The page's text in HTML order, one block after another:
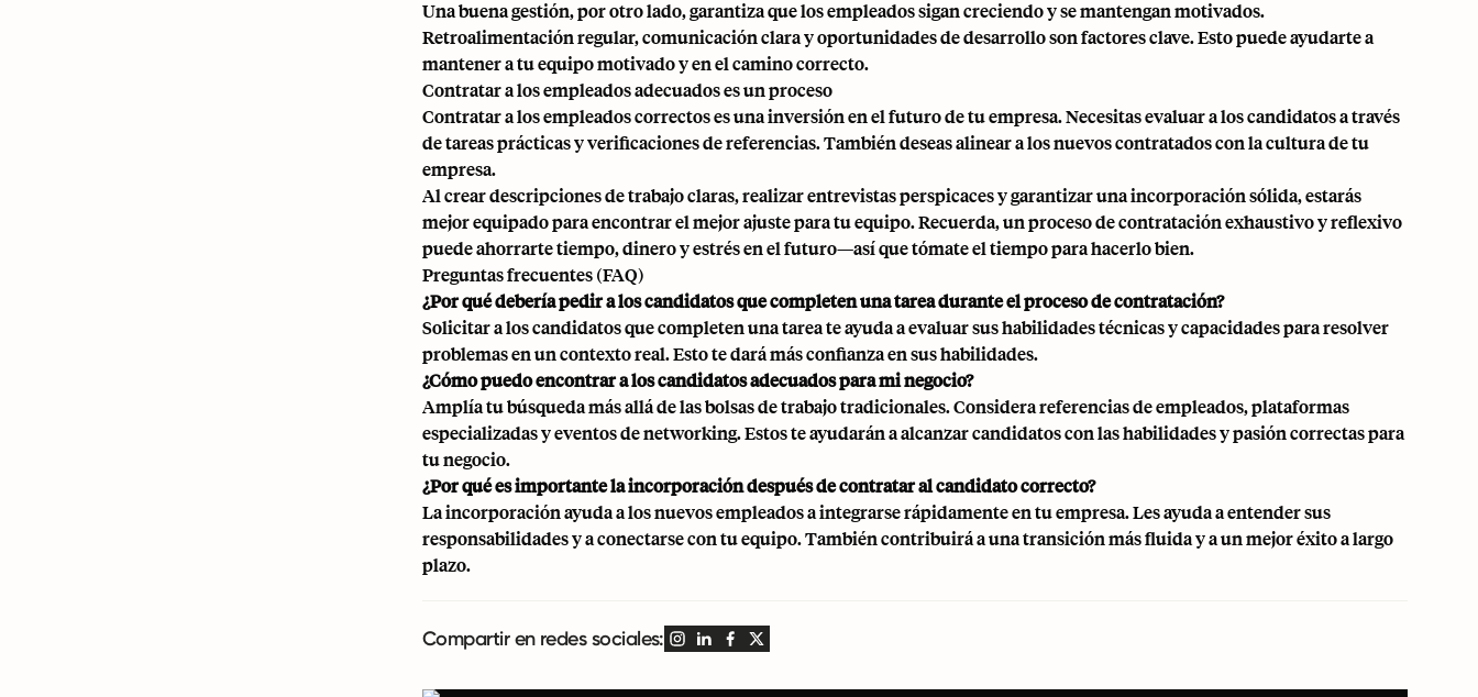
Una buena gestión, por otro lado, garantiza que los empleados sigan creciendo y se mantengan motivados.
Retroalimentación regular, comunicación clara y oportunidades de desarrollo son factores clave. Esto puede ayudarte a
mantener a tu equipo motivado y en el camino correcto.
Contratar a los empleados adecuados es un proceso
Contratar a los empleados correctos es una inversión en el futuro de tu empresa. Necesitas evaluar a los candidatos a través
de tareas prácticas y verificaciones de referencias. También deseas alinear a los nuevos contratados con la cultura de tu
empresa.
Al crear descripciones de trabajo claras, realizar entrevistas perspicaces y garantizar una incorporación sólida, estarás
mejor equipado para encontrar el mejor ajuste para tu equipo. Recuerda, un proceso de contratación exhaustivo y reflexivo
puede ahorrarte tiempo, dinero y estrés en el futuro—así que tómate el tiempo para hacerlo bien.
Preguntas frecuentes (FAQ)
¿Por qué debería pedir a los candidatos que completen una tarea durante el proceso de contratación?
Solicitar a los candidatos que completen una tarea te ayuda a evaluar sus habilidades técnicas y capacidades para resolver
problemas en un contexto real. Esto te dará más confianza en sus habilidades.
¿Cómo puedo encontrar a los candidatos adecuados para mi negocio?
Amplía tu búsqueda más allá de las bolsas de trabajo tradicionales. Considera referencias de empleados, plataformas
especializadas y eventos de networking. Estos te ayudarán a alcanzar candidatos con las habilidades y pasión correctas para
tu negocio.
¿Por qué es importante la incorporación después de contratar al candidato correcto?
La incorporación ayuda a los nuevos empleados a integrarse rápidamente en tu empresa. Les ayuda a entender sus
responsabilidades y a conectarse con tu equipo. También contribuirá a una transición más fluida y a un mejor éxito a largo
plazo.
Compartir en redes sociales: